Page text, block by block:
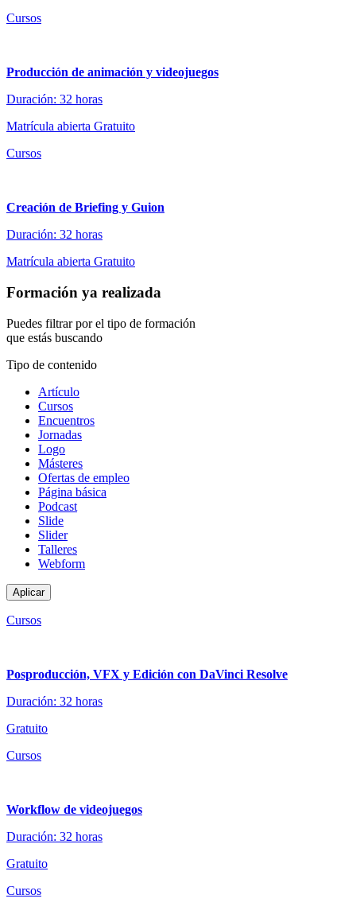
Cursos
Producción de animación y videojuegos
Duración: 32 horas
Matrícula abierta Gratuito
Cursos
Creación de Briefing y Guion
Duración: 32 horas
Matrícula abierta Gratuito
Formación ya realizada
Puedes filtrar por el tipo de formación
que estás buscando
Tipo de contenido
Artículo
Cursos
Encuentros
Jornadas
Logo
Másteres
Ofertas de empleo
Página básica
Podcast
Slide
Slider
Talleres
Webform
Cursos
Posproducción, VFX y Edición con DaVinci Resolve
Duración: 32 horas
Gratuito
Cursos
Workflow de videojuegos
Duración: 32 horas
Gratuito
Cursos